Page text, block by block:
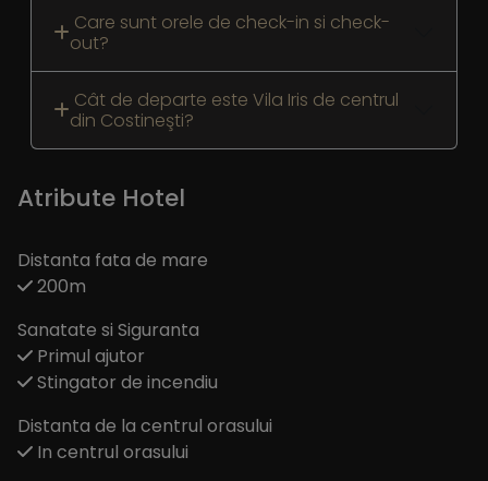
Care sunt orele de check-in si check-
out?
Cât de departe este Vila Iris de centrul
din Costineşti?
Atribute Hotel
Distanta fata de mare
200m
Sanatate si Siguranta
Primul ajutor
Stingator de incendiu
Distanta de la centrul orasului
In centrul orasului